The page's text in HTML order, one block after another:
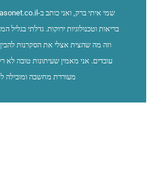
בריאות וטכנולוגיות ירוקות. גדלתי בגליל
וזה מה שהצית אצלי את הסקרנות
עובדים. אני מאמין שעיתונות טובה לא
מעוררת מחשבה ומובילה